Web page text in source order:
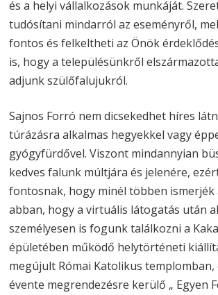
és a helyi vállalkozások munkáját.
tudósítani mindarról az eseményről,
fontos és felkeltheti az Önök
is, hogy a településünkről
adjunk szülőfalujukról.
Sajnos Forró nem dicsekedhet híres
túrázásra alkalmas hegyekkel vagy
gyógyfürdővel. Viszont mindannyian
kedves falunk múltjára és jelenére,
fontosnak, hogy minél többen ismerjék
abban, hogy a virtuális látogatás után
személyesen is fogunk találkozni a
épületében működő helytörténeti
megújult Római Katolikus templomban,
évente megrendezésre kerülő „ Egyen